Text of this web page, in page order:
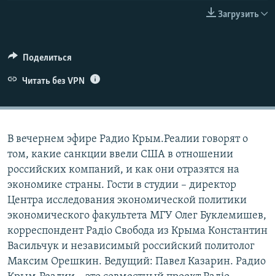
ELIFBE
УКРАИНСКАЯ ПРОБЛЕМА КРЫМА
Загрузить
Поделиться
Читать без VPN
В вечернем эфире Радио Крым.Реалии говорят о
том, какие санкции ввели США в отношении
российских компаний, и как они отразятся на
экономике страны. Гости в студии – директор
Центра исследования экономической политики
экономического факультета МГУ Олег Буклемишев,
корреспондент Радіо Свобода из Крыма Константин
Васильчук и независимый российский политолог
Максим Орешкин. Ведущий: Павел Казарин. Радио